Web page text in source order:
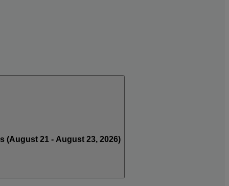
(August 21 - August 23, 2026)